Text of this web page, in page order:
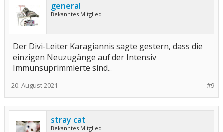
general
Bekanntes Mitglied
Der Divi-Leiter Karagiannis sagte gestern, dass die
einzigen Neuzugänge auf der Intensiv
Immunsuprimmierte sind...
#9
20. August 2021
stray cat
Bekanntes Mitglied